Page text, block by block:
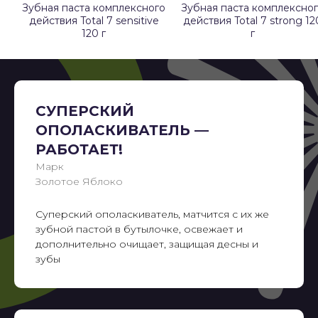
Зубная паста комплексного
действия Total 7 sensitive
120 г
Зубная паста
действия Total 7 strong
г
СУПЕРСКИЙ
ОПОЛАСКИВАТЕЛЬ —
РАБОТАЕТ!
Марк
Золотое Яблоко
Суперский ополаскиватель, матчится с их же
зубной пастой в бутылочке, освежает и
дополнительно очищает, защищая десны и
зубы